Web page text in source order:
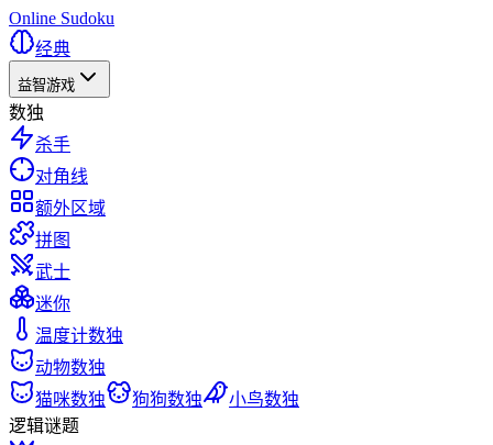
Online Sudoku
经典
益智游戏
数独
杀手
对角线
额外区域
拼图
武士
迷你
温度计数独
动物数独
猫咪数独
狗狗数独
小鸟数独
逻辑谜题